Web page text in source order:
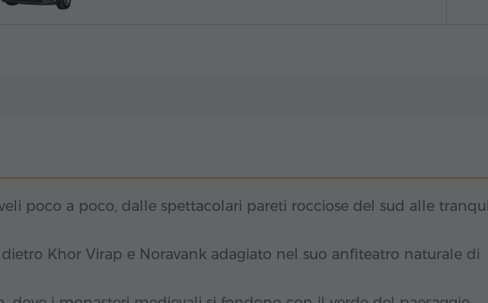
poco a poco, dalle spettacolari pareti rocciose del sud alle
Khor Virap e Noravank adagiato nel suo anfiteatro naturale di